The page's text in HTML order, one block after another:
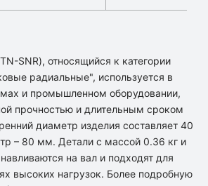
SNR), относящийся к категории
радиальные", используется в
и промышленном оборудовании,
прочностью и длительным сроком
диаметр изделия составляет 40
– 80 мм. Детали с массой 0.36 кг и
на вал и подходят для
высоких нагрузок. Более подробную